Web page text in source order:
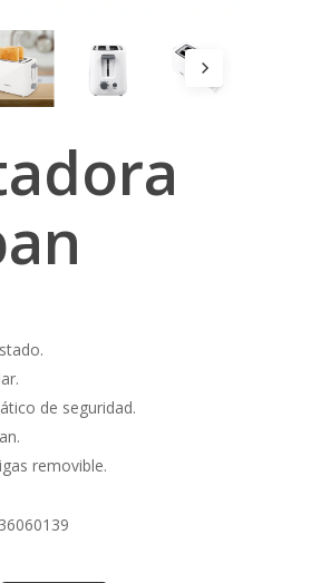
de seguridad.
removible.